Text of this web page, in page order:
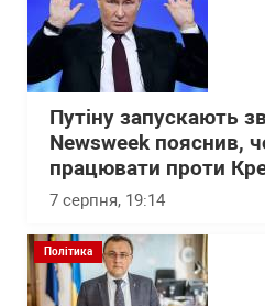
Путіну запускають
Newsweek пояснив,
працювати проти
7 серпня, 19:14
Політика